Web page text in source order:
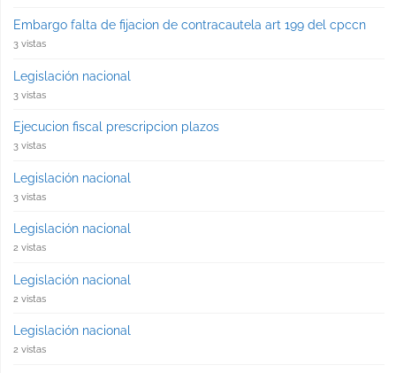
Embargo falta de fijacion de contracautela art 199 del cpccn
3 vistas
Legislación nacional
3 vistas
Ejecucion fiscal prescripcion plazos
3 vistas
Legislación nacional
3 vistas
Legislación nacional
2 vistas
Legislación nacional
2 vistas
Legislación nacional
2 vistas